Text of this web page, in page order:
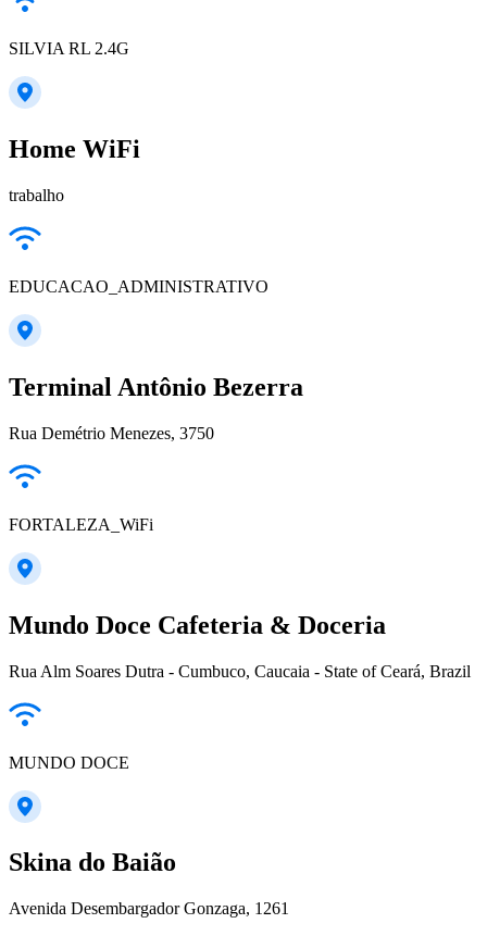
SILVIA RL 2.4G
Home WiFi
trabalho
EDUCACAO_ADMINISTRATIVO
Terminal Antônio Bezerra
Rua Demétrio Menezes, 3750
FORTALEZA_WiFi
Mundo Doce Cafeteria & Doceria
Rua Alm Soares Dutra - Cumbuco, Caucaia - State of Ceará, Brazil
MUNDO DOCE
Skina do Baião
Avenida Desembargador Gonzaga, 1261